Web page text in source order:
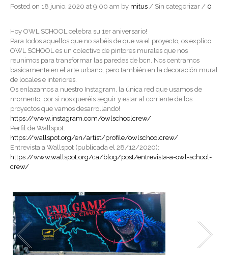
Posted on 18 junio, 2020 at 9:00 am by mitus / Sin categorizar / 0
Hoy OWL SCHOOL celebra su 1er aniversario!
Para todos aquellos que no sabéis de que va el proyecto, os explico:
OWL SCHOOL es un colectivo de pintores murales que nos
reunimos para transformar las paredes de bcn. Nos centramos
basicamente en el arte urbano, pero también en la decoración mural
de locales e interiores.
Os enlazamos a nuestro Instagram, la única red que usamos de
momento, por si nos queréis seguir y estar al corriente de los
proyectos que vamos desarrollando!
https://www.instagram.com/owlschoolcrew/
Perfil de Wallspot:
https://wallspot.org/en/artist/profile/owlschoolcrew/
Entrevista a Wallspot (publicada el 28/12/2020):
https://www.wallspot.org/ca/blog/post/entrevista-a-owl-school-
crew/